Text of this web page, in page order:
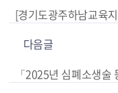
다음글
「2025년 심폐소생